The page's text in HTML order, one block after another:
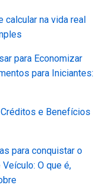
calcular na vida real
para Economizar
para Iniciantes:
e Benefícios
para conquistar o
O que é,